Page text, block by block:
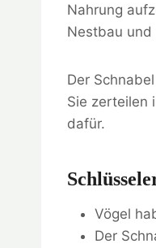
Nahrung
Nestbau und
Der
Sie zerteilen
dafür.
Vögel
Der